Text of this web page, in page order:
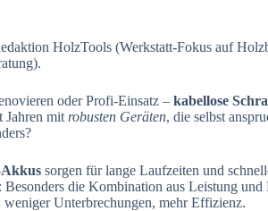
HolzTools (Werkstatt-Fokus auf
oder Profi-Einsatz – kabellose
Jahren mit robusten Geräten, die selbst
sorgen für lange Laufzeiten und
Besonders die Kombination aus Leistung
weniger Unterbrechungen, mehr Effizienz.